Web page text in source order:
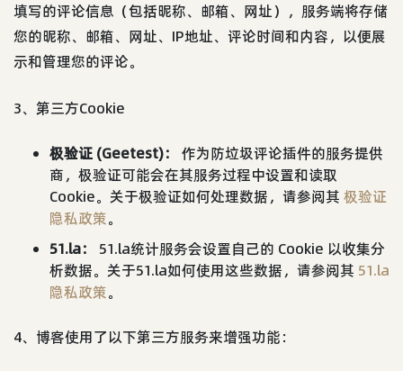
填写的评论信息（包括昵称、邮箱、网址），服务端将存储
您的昵称、邮箱、网址、IP地址、评论时间和内容，以便展
示和管理您的评论。
3、第三方Cookie
极验证 (Geetest)：
作为防垃圾评论插件的服务提供
商，极验证可能会在其服务过程中设置和读取
Cookie。关于极验证如何处理数据，请参阅其 极验证
隐私政策。
51.la：
51.la统计服务会设置自己的 Cookie 以收集分
析数据。关于51.la如何使用这些数据，请参阅其 51.la
隐私政策。
4、博客使用了以下第三方服务来增强功能：